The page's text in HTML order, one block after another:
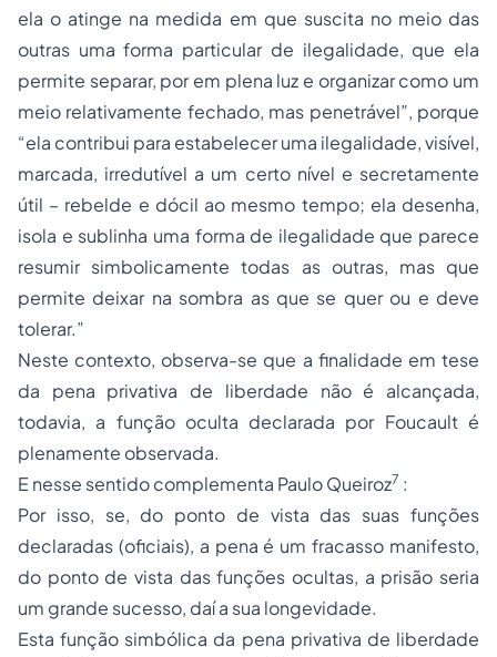
ela o atinge na medida em que suscita no meio das
outras uma forma particular de ilegalidade, que ela
permite separar, por em plena luz e organizar como um
meio relativamente fechado, mas penetrável”, porque
“ela contribui para estabelecer uma ilegalidade, visível,
marcada, irredutível a um certo nível e secretamente
útil – rebelde e dócil ao mesmo tempo; ela desenha,
isola e sublinha uma forma de ilegalidade que parece
resumir simbolicamente todas as outras, mas que
permite deixar na sombra as que se quer ou e deve
tolerar.”
Neste contexto, observa-se que a finalidade em tese
da pena privativa de liberdade não é alcançada,
todavia, a função oculta declarada por Foucault é
plenamente observada.
E nesse sentido complementa Paulo Queiroz7 :
Por isso, se, do ponto de vista das suas funções
declaradas (oficiais), a pena é um fracasso manifesto,
do ponto de vista das funções ocultas, a prisão seria
um grande sucesso, daí a sua longevidade.
Esta função simbólica da pena privativa de liberdade